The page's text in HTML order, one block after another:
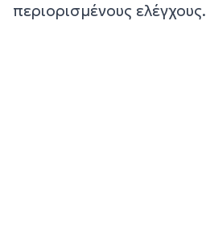
περιορισμένους ελέγχους.